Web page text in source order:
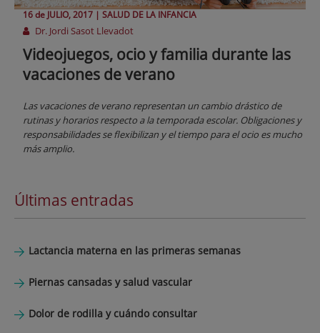
16 deJULIO, 2017 | SALUD DE LA INFANCIA
Dr. Jordi Sasot Llevadot
Videojuegos, ocio y familia durante las
vacaciones de verano
Las vacaciones de verano representan un cambio drástico de
rutinas y horarios respecto a la temporada escolar. Obligaciones y
responsabilidades se flexibilizan y el tiempo para el ocio es mucho
más amplio.
Últimas entradas
Lactancia materna en las primeras semanas
Piernas cansadas y salud vascular
Dolor de rodilla y cuándo consultar